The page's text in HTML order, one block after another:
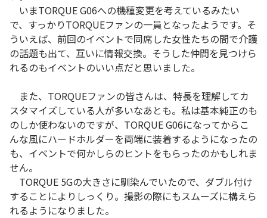
いまTORQUE G06への機種変更を考えているみたい
で、すっかりTORQUEファンの一員となったようです。そ
ういえば、前回のイベントで同席した女性たちの間で介護
の話題も出て、互いに情報交換。そうした仲間を見つけら
れるのもイベントのいい点だと思いました。
また、TORQUEファンの皆さんは、特長を理解してカ
スタマイズしている人が多いなあとも。私は基本純正のも
のしか使わないのですが、TORQUE G06になってからこ
んな風にハードホルダーを両端に装着するようになったの
も、イベントで何かしらのヒントをもらったのかもしれま
せん。
TORQUE 5Gの大きさに馴染んでいたので、ダブル付け
することによりしっくり。撮影の際にもスムーズに構えら
れるようになりました。